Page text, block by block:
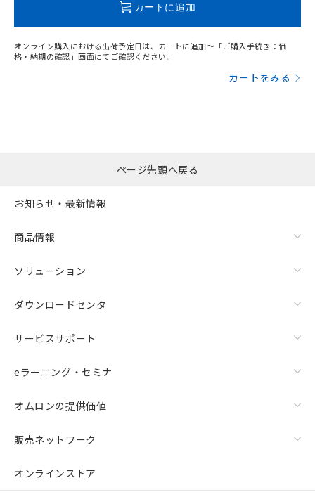
カートに追加
オンライン購入における出荷予定日は、カートに追加～「ご購入手続き：価
格・納期の確認」画面にてご確認ください。
カートをみる
ページ先頭へ戻る
お知らせ・最新情報
商品情報
ソリューション
ダウンロードセンタ
サービスサポート
eラーニング・セミナ
オムロンの提供価値
販売ネットワーク
オンラインストア